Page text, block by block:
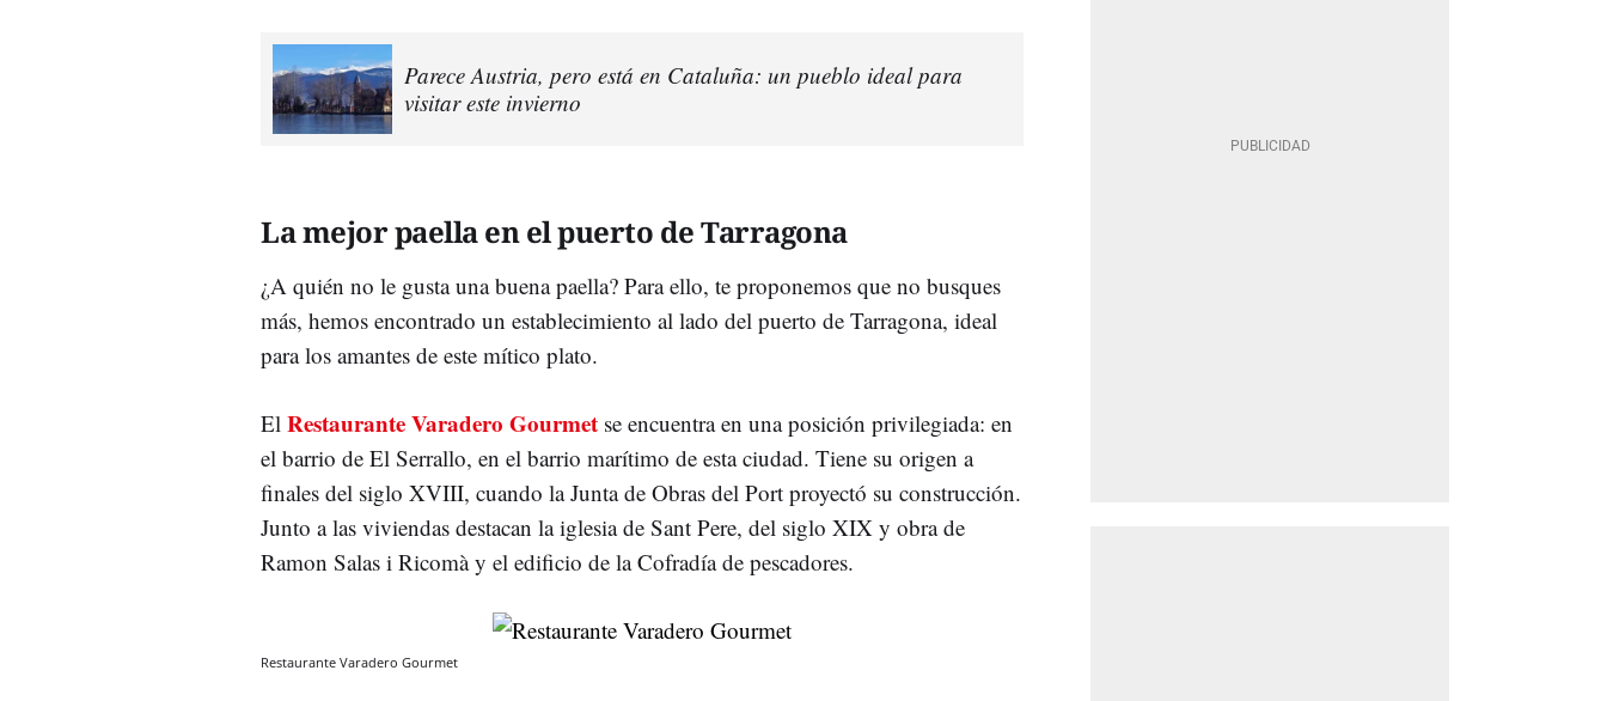
Parece Austria, pero está en Cataluña: un pueblo ideal para
visitar este invierno
La mejor paella en el puerto de Tarragona
¿A quién no le gusta una buena paella? Para ello, te proponemos que no busques
más, hemos encontrado un establecimiento al lado del puerto de Tarragona, ideal
para los amantes de este mítico plato.
El Restaurante Varadero Gourmet se encuentra en una posición privilegiada: en
el barrio de El Serrallo, en el barrio marítimo de esta ciudad. Tiene su origen a
finales del siglo XVIII, cuando la Junta de Obras del Port proyectó su construcción.
Junto a las viviendas destacan la iglesia de Sant Pere, del siglo XIX y obra de
Ramon Salas i Ricomà y el edificio de la Cofradía de pescadores.
Restaurante Varadero Gourmet